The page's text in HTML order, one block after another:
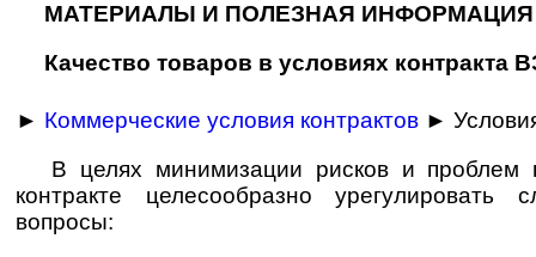
МАТЕРИАЛЫ И ПОЛЕЗНАЯ ИНФОРМАЦИЯ
Качество товаров в условиях контракта
► Коммерческие условия контрактов ►
В целях минимизации рисков и проблем
контракте целесообразно
вопросы: